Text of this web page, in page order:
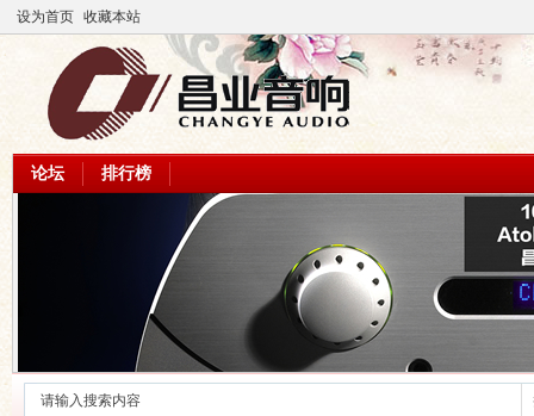
设为首页 收藏本站
论坛 排行榜